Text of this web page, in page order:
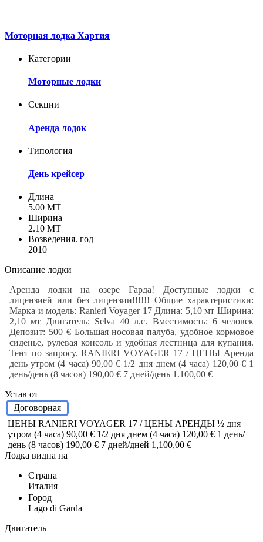
Моторная лодка Хартия
Категории
Моторные лодки
Секции
Аренда лодок
Типология
День крейсер
Длина
5.00 MT
Ширина
2.10 MT
Возведения. год
2010
Описание лодки
Аренда лодки на озере Гарда! Доступные лодки с
лицензией или без лицензии!!!!!! Общие характеристики:
Марка и модель: Ranieri Voyager 17 Длина: 5,10 мт Ширина:
2,10 мт Двигатель: Selva 40 л.с. Вместимость: 6 человек
Депозит: 500 € Большая носовая палуба, удобное кормовое
сиденье, рулевая консоль и удобная лестница для купания.
Тент по запросу. RANIERI VOYAGER 17 / ЦЕНЫ Аренда
день утром (4 часа) 90,00 € 1/2 дня днем (4 часа) 120,00 € 1
день/день (8 часов) 190,00 € 7 дней/день 1.100,00 €
Устав от
Договорная
ЦЕНЫ RANIERI VOYAGER 17 / ЦЕНЫ АРЕНДЫ ½ дня
утром (4 часа) 90,00 € 1/2 дня днем (4 часа) 120,00 € 1 день/
день (8 часов) 190,00 € 7 дней/дней 1,100,00 €
Лодка видна на
Страна
Италия
Город
Lago di Garda
Двигатель